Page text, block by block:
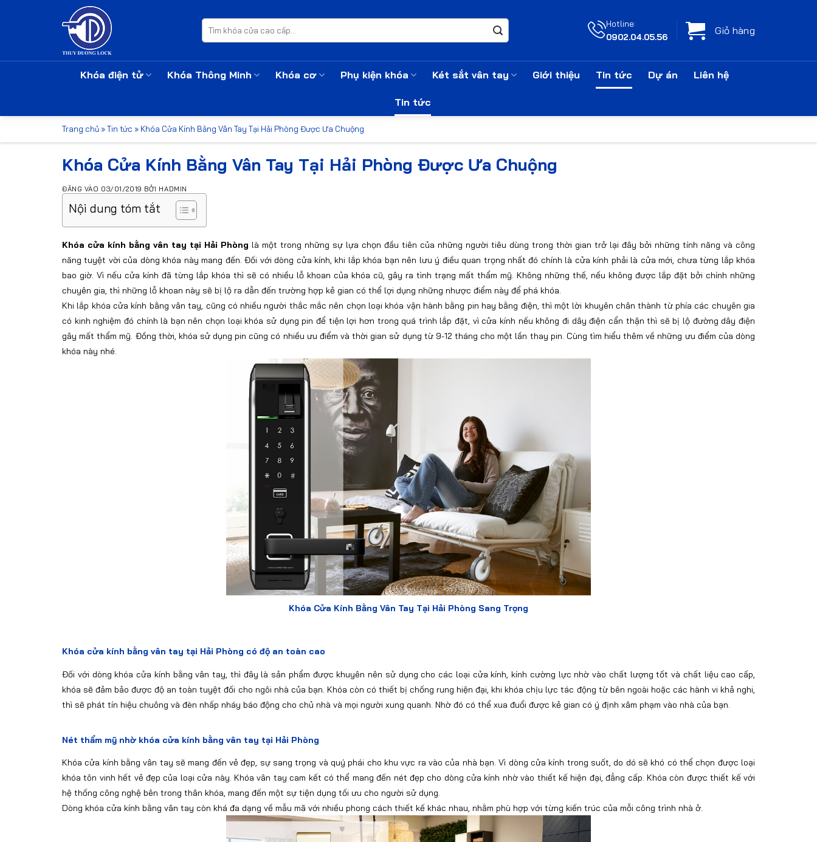
Tìm
kiếm:
Hotline:
0902.04.05.56
Giỏ hàng
Khóa điện tử Khóa Thông Minh Khóa cơ Phụ kiện khóa Két sắt vân tay Giới thiệu Tin tức Dự án Liên hệ
Tin tức
Trang chủ »Tin tức » Khóa Cửa Kính Bằng Vân Tay Tại Hải Phòng Được Ưa Chuộng
Khóa Cửa Kính Bằng Vân Tay Tại Hải Phòng Được Ưa Chuộng
ĐĂNG VÀO 03/01/2019 BỞI HADMIN
Nội dung tóm tắt
Khóa cửa kính bằng vân tay tại Hải Phòng là một trong những sự lựa chọn đầu tiên của những người tiêu dùng trong thời gian trở lại đây bởi những tính năng và công
năng tuyệt vời của dòng khóa này mang đến. Đối với dòng cửa kính, khi lắp khóa bạn nên lưu ý điều quan trọng nhất đó chính là cửa kính phải là cửa mới, chưa từng lắp khóa
bao giờ. Vì nếu cửa kính đã từng lắp khóa thì sẽ có nhiều lỗ khoan của khóa cũ, gây ra tình trạng mất thẩm mỹ. Không những thế, nếu không được lắp đặt bởi chính những
chuyên gia, thì những lỗ khoan này sẽ bị lộ ra dẫn đến trường hợp kẻ gian có thể lợi dụng những nhược điểm này để phá khóa.
Khi lắp khóa cửa kính bằng vân tay, cũng có nhiều người thắc mắc nên chọn loại khóa vận hành bằng pin hay bằng điện, thì một lời khuyên chân thành từ phía các chuyên gia
có kinh nghiệm đó chính là bạn nên chọn loại khóa sử dụng pin để tiện lợi hơn trong quá trình lắp đặt, vì cửa kính nếu không đi dây điện cẩn thận thì sẽ bị lộ đường dây điện
gây mất thẩm mỹ. Đồng thời, khóa sử dụng pin cũng có nhiều ưu điểm và thời gian sử dụng từ 9-12 tháng cho một lần thay pin. Cùng tìm hiểu thêm về những ưu điểm của dòng
khóa này nhé.
Khóa Cửa Kính Bằng Vân Tay Tại Hải Phòng Sang Trọng
Khóa cửa kính bằng vân tay tại Hải Phòng có độ an toàn cao
Đối với dòng khóa cửa kính bằng vân tay, thì đây là sản phẩm được khuyên nên sử dụng cho các loại cửa kính, kính cường lực nhờ vào chất lượng tốt và chất liệu cao cấp,
khóa sẽ đảm bảo được độ an toàn tuyệt đối cho ngôi nhà của bạn. Khóa còn có thiết bị chống rung hiện đại, khi khóa chịu lực tác động từ bên ngoài hoặc các hành vi khả nghi,
thì sẽ phát tín hiệu chuông và đèn nhấp nháy báo động cho chủ nhà và mọi người xung quanh. Nhờ đó có thể xua đuổi được kẻ gian có ý định xâm phạm vào nhà của bạn.
Nét thẩm mỹ nhờ khóa cửa kính bằng vân tay tại Hải Phòng
Khóa cửa kính bằng vân tay sẽ mang đến vẻ đẹp, sự sang trọng và quý phái cho khu vực ra vào của nhà bạn. Vì dòng cửa kính trong suốt, do dó sẽ khó có thể chọn được loại
khóa tôn vinh hết vẻ đẹp của loại cửa này. Khóa vân tay cam kết có thể mang đến nét đẹp cho dòng cửa kính nhờ vào thiết kế hiện đại, đẳng cấp. Khóa còn được thiết kế với
hệ thống công nghệ bên trong thân khóa, mang đến một sự tiện dụng tối ưu cho người sử dụng.
Dòng khóa cửa kính bằng vân tay còn khá đa dạng về mẫu mã với nhiều phong cách thiết kế khác nhau, nhằm phù hợp với từng kiến trúc của mỗi công trình nhà ở.